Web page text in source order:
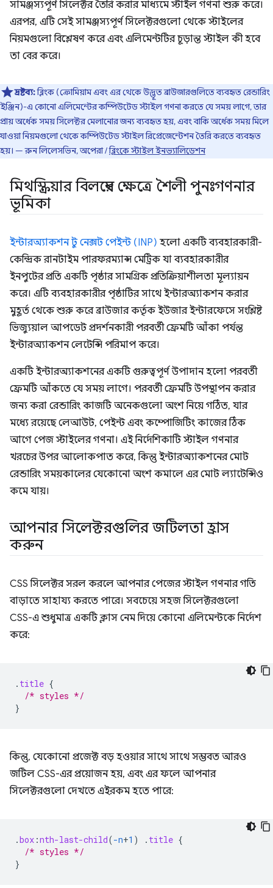
সামঞ্জস্যপূর্ণ সিলেক্টর তৈরি করার মাধ্যমে স্টাইল গণনা শুরু করে।
এরপর, এটি সেই সামঞ্জস্যপূর্ণ সিলেক্টরগুলো থেকে স্টাইলের
নিয়মগুলো বিশ্লেষণ করে এবং এলিমেন্টটির চূড়ান্ত স্টাইল কী হবে
তা বের করে।
দ্রষ্টব্য:ব্লিংক (ক্রোমিয়াম এবং এর থেকে উদ্ভূত ব্রাউজারগুলিতে ব্যবহৃত রেন্ডারিং
ইঞ্জিন)-এ কোনো এলিমেন্টের কম্পিউটেড স্টাইল গণনা করতে যে সময় লাগে, তার
প্রায় অর্ধেক সময় সিলেক্টর মেলানোর জন্য ব্যবহৃত হয়, এবং বাকি অর্ধেক সময় মিলে
যাওয়া নিয়মগুলো থেকে কম্পিউটেড স্টাইল রিপ্রেজেন্টেশন তৈরি করতে ব্যবহৃত
হয়। — রুন লিলেসভিন, অপেরা /ব্লিংকে স্টাইল ইনভ্যালিডেশন
মিথস্ক্রিয়ার বিলম্বের ক্ষেত্রে শৈলী পুনঃগণনার
ভূমিকা
ইন্টারঅ্যাকশন টু নেক্সট পেইন্ট (INP) হলো একটি ব্যবহারকারী-
কেন্দ্রিক রানটাইম পারফরম্যান্স মেট্রিক যা ব্যবহারকারীর
ইনপুটের প্রতি একটি পৃষ্ঠার সামগ্রিক প্রতিক্রিয়াশীলতা মূল্যায়ন
করে। এটি ব্যবহারকারীর পৃষ্ঠাটির সাথে ইন্টারঅ্যাকশন করার
মুহূর্ত থেকে শুরু করে ব্রাউজার কর্তৃক ইউজার ইন্টারফেসে সংশ্লিষ্ট
ভিজ্যুয়াল আপডেট প্রদর্শনকারী পরবর্তী ফ্রেমটি আঁকা পর্যন্ত
ইন্টারঅ্যাকশন লেটেন্সি পরিমাপ করে।
একটি ইন্টারঅ্যাকশনের একটি গুরুত্বপূর্ণ উপাদান হলো পরবর্তী
ফ্রেমটি আঁকতে যে সময় লাগে। পরবর্তী ফ্রেমটি উপস্থাপন করার
জন্য করা রেন্ডারিং কাজটি অনেকগুলো অংশ নিয়ে গঠিত, যার
মধ্যে রয়েছে লেআউট, পেইন্ট এবং কম্পোজিটিং কাজের ঠিক
আগে পেজ স্টাইলের গণনা। এই নির্দেশিকাটি স্টাইল গণনার
খরচের উপর আলোকপাত করে, কিন্তু ইন্টারঅ্যাকশনের মোট
রেন্ডারিং সময়কালের যেকোনো অংশ কমালে এর মোট ল্যাটেন্সিও
কমে যায়।
আপনার সিলেক্টরগুলির জটিলতা হ্রাস
করুন
CSS সিলেক্টর সরল করলে আপনার পেজের স্টাইল গণনার গতি
বাড়াতে সাহায্য করতে পারে। সবচেয়ে সহজ সিলেক্টরগুলো
CSS-এ শুধুমাত্র একটি ক্লাস নেম দিয়ে কোনো এলিমেন্টকে নির্দেশ
করে:
. title {
/* styles */
}
কিন্তু, যেকোনো প্রজেক্ট বড় হওয়ার সাথে সাথে সম্ভবত আরও
জটিল CSS-এর প্রয়োজন হয়, এবং এর ফলে আপনার
সিলেক্টরগুলো দেখতে এইরকম হতে পারে:
.box :nth-last-child(-n+1 ) . title {
/* styles */
}